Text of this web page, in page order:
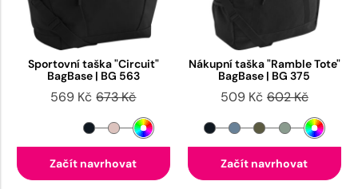
Sportovní taška "Circuit"
BagBase | BG 563
569 Kč 673 Kč
Začít navrhovat
Nákupní taška "Ramble Tote"
BagBase | BG 375
509 Kč 602 Kč
Začít navrhovat